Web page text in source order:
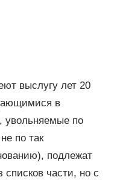
выслугу лет 20
в
увольняемые по
по так
подлежат
части, но с